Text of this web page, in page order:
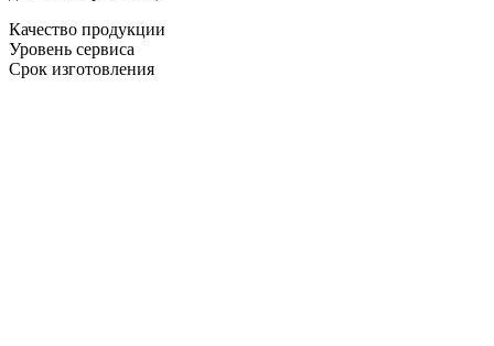
Качество продукции
Уровень сервиса
Срок изготовления